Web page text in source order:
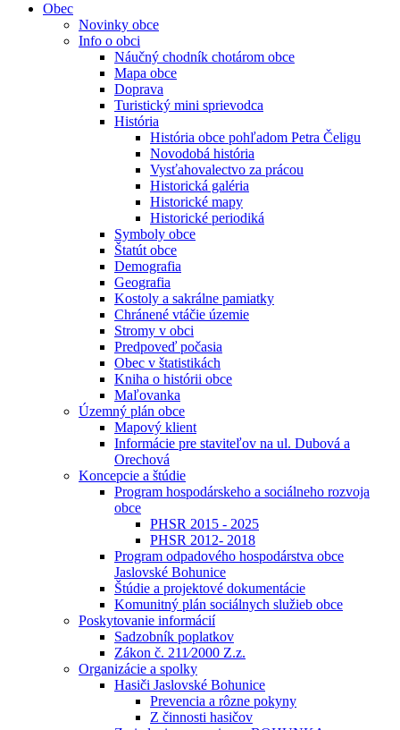
Obec
Novinky obce
Info o obci
Náučný chodník chotárom obce
Mapa obce
Doprava
Turistický mini sprievodca
História
História obce pohľadom Petra Čeligu
Novodobá história
Vysťahovalectvo za prácou
Historická galéria
Historické mapy
Historické periodiká
Symboly obce
Štatút obce
Demografia
Geografia
Kostoly a sakrálne pamiatky
Chránené vtáčie územie
Stromy v obci
Predpoveď počasia
Obec v štatistikách
Kniha o histórii obce
Maľovanka
Územný plán obce
Mapový klient
Informácie pre staviteľov na ul. Dubová a
Orechová
Koncepcie a štúdie
Program hospodárskeho a sociálneho rozvoja
obce
PHSR 2015 - 2025
PHSR 2012- 2018
Program odpadového hospodárstva obce
Jaslovské Bohunice
Štúdie a projektové dokumentácie
Komunitný plán sociálnych služieb obce
Poskytovanie informácií
Sadzobník poplatkov
Zákon č. 211⁄2000 Z.z.
Organizácie a spolky
Hasiči Jaslovské Bohunice
Prevencia a rôzne pokyny
Z činnosti hasičov